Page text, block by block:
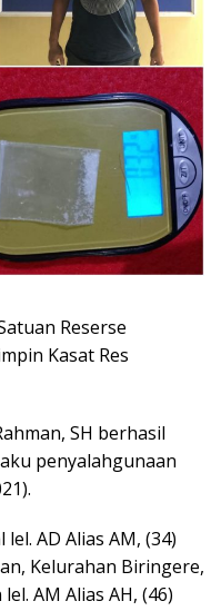
Reserse
Kasat Res
SH berhasil
penyalahgunaan
AD Alias AM, (34)
Kelurahan Biringere,
AM Alias AH, (46)